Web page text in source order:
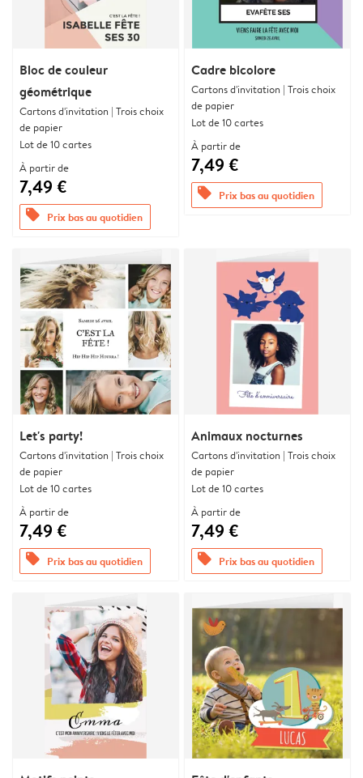
Bloc de couleur
géométrique
Cartons d'invitation | Trois choix
de papier
Lot de 10 cartes
À partir de
7,49 €
offers Prix bas au quotidien
Cadre bicolore
Cartons d'invitation | Trois choix
de papier
Lot de 10 cartes
À partir de
7,49 €
offers Prix bas au quotidien
Let's party!
Cartons d'invitation | Trois choix
de papier
Lot de 10 cartes
À partir de
7,49 €
offers Prix bas au quotidien
Animaux nocturnes
Cartons d'invitation | Trois choix
de papier
Lot de 10 cartes
À partir de
7,49 €
offers Prix bas au quotidien